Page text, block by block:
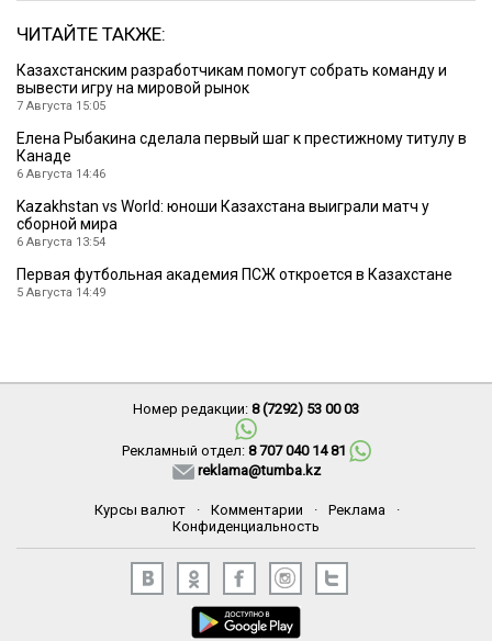
ЧИТАЙТЕ ТАКЖЕ:
Казахстанским разработчикам помогут собрать команду и
вывести игру на мировой рынок
7 Августа 15:05
Елена Рыбакина сделала первый шаг к престижному титулу в
Канаде
6 Августа 14:46
Kazakhstan vs World: юноши Казахстана выиграли матч у
сборной мира
6 Августа 13:54
Первая футбольная академия ПСЖ откроется в Казахстане
5 Августа 14:49
Номер редакции: 8 (7292) 53 00 03
Рекламный отдел: 8 707 040 14 81
reklama@tumba.kz
Курсы валют · Комментарии · Реклама
·
Конфиденциальность